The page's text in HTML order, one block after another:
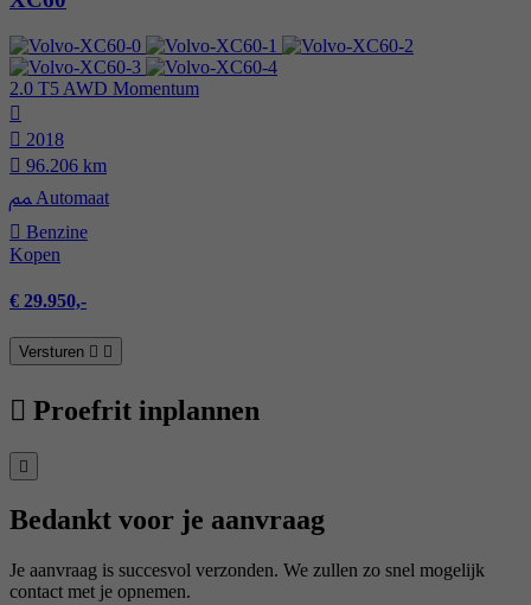
2.0 T5 AWD Momentum
2018
96.206 km
Automaat
Benzine
Kopen
€ 29.950,-
Versturen
Proefrit inplannen
Bedankt voor je aanvraag
Je aanvraag is succesvol verzonden. We zullen zo snel mogelijk
contact met je opnemen.